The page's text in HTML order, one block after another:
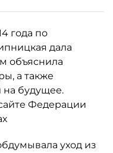
года по
дала
объяснила
а также
на будущее.
Федерации
уход из